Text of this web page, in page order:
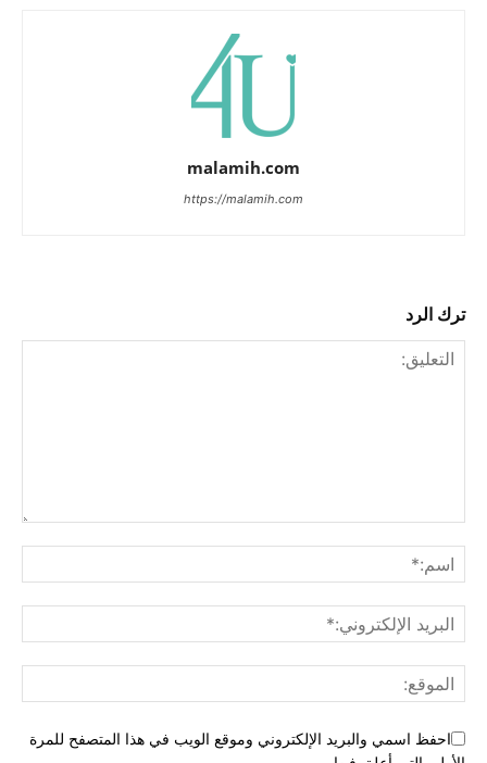
malamih.com
https://malamih.com
ترك الرد
احفظ اسمي والبريد الإلكتروني وموقع الويب في هذا المتصفح للمرة